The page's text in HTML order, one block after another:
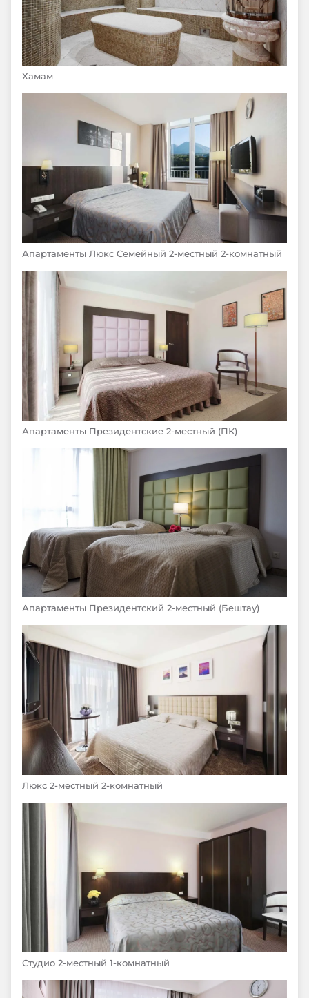
Хамам
Апартаменты Люкс Семейный 2-местный 2-комнатный
Апартаменты Президентские 2-местный (ПК)
Апартаменты Президентский 2-местный (Бештау)
Люкс 2-местный 2-комнатный
Студио 2-местный 1-комнатный